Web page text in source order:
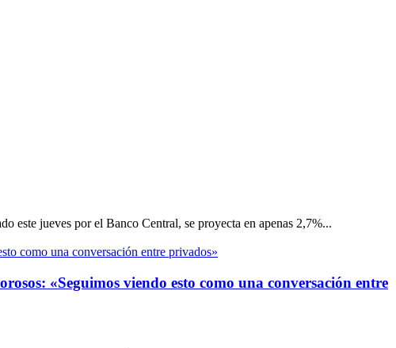
este jueves por el Banco Central, se proyecta en apenas 2,7%...
«Seguimos viendo esto como una conversación entre